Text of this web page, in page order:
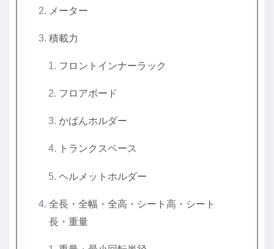
メーター
積載力
フロントインナーラック
フロアボード
かばんホルダー
トランクスペース
ヘルメットホルダー
全長・全幅・全高・シート高・シート
長・重量